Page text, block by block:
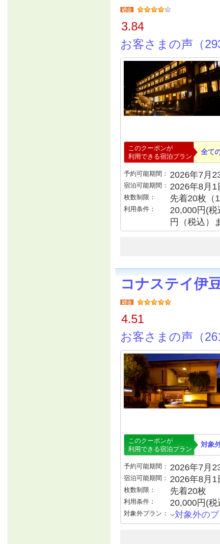
3.84
お客さまの声（
このクーポンが
利用できる宿泊プラン
全て
予約可能期間： 2026年7月
宿泊可能期間： 2026年8月
枚数制限： 先着20枚（
利用条件：
20,000円(
円（税込）
コナステイ伊
4.51
お客さまの声（
このクーポンが
利用できる宿泊プラン
対象
予約可能期間： 2026年7月
宿泊可能期間： 2026年8月
枚数制限： 先着20枚
利用条件： 20,000円(
対象外プラン： 対象外の